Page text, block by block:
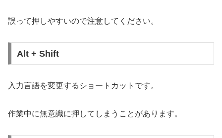
誤って押しやすいので注意してください。
Alt + Shift
入力言語を変更するショートカットです。
作業中に無意識に押してしまうことがあります。